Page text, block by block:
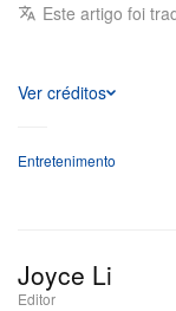
público com o
Childhood
terror reinventa
jornada
Este artigo foi
Ver créditos
Entretenimento
Joyce Li
Editor